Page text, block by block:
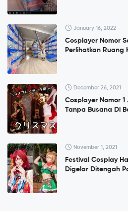
January 16, 2022
Cosplayer Nomor
Perlihatkan Ruang
December 26, 2021
Cosplayer Nomor
Tanpa Busana Di
November 1, 2021
Festival Cosplay
Digelar Ditengah